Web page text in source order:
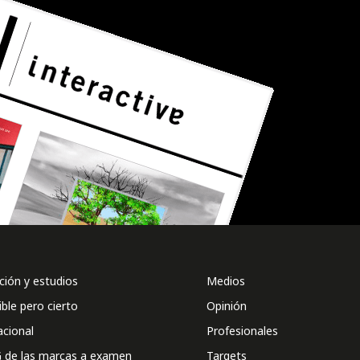
y estudios
pero cierto
de las marcas a examen
Medios
Opinión
Profesionales
Targets